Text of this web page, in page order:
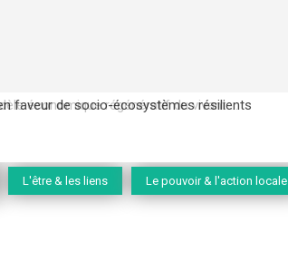
économique régénératif du vivant …
L'être & les liens Le pouvoir & l'action locale